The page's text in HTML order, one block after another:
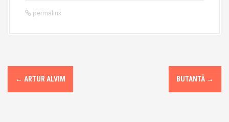
permalink
P
o
← ARTUR ALVIM BUTANTÃ →